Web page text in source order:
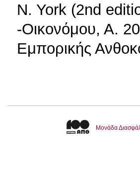
N. York (2nd
-Οικονόμου, Α.
Εμπορικής
Μονάδα